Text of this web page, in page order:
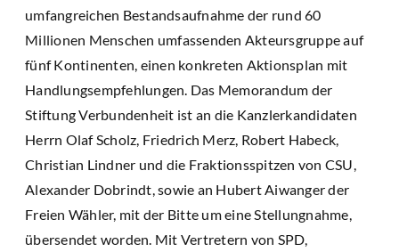
umfangreichen Bestandsaufnahme der rund 60
Millionen Menschen umfassenden Akteursgruppe auf
fünf Kontinenten, einen konkreten Aktionsplan mit
Handlungsempfehlungen. Das Memorandum der
Stiftung Verbundenheit ist an die Kanzlerkandidaten
Herrn Olaf Scholz, Friedrich Merz, Robert Habeck,
Christian Lindner und die Fraktionsspitzen von CSU,
Alexander Dobrindt, sowie an Hubert Aiwanger der
Freien Wähler, mit der Bitte um eine Stellungnahme,
übersendet worden. Mit Vertretern von SPD,